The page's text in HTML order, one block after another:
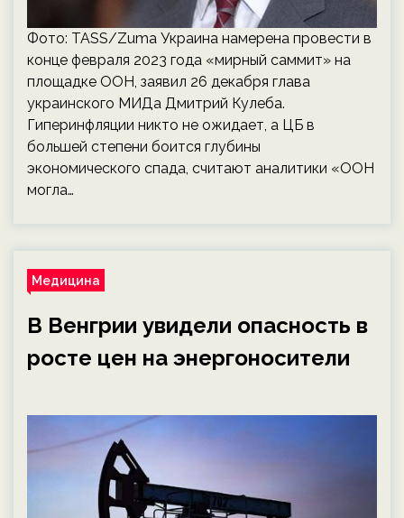
Фото: TASS/Zuma Украина намерена провести в
конце февраля 2023 года «мирный саммит» на
площадке ООН, заявил 26 декабря глава
украинского МИДа Дмитрий Кулеба.
Гиперинфляции никто не ожидает, а ЦБ в
большей степени боится глубины
экономического спада, считают аналитики «ООН
могла…
Медицина
В Венгрии увидели опасность в
росте цен на энергоносители